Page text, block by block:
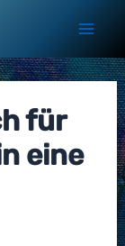
für
eine